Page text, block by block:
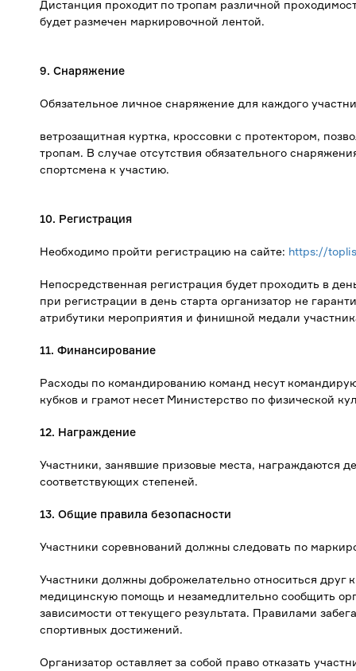
Дистанция проходит по тропам различной
будет размечен маркировочной лентой.
9. Снаряжение
Обязательное личное снаряжение для каждого
ветрозащитная куртка, кроссовки с протектором,
тропам. В случае отсутствия обязательного
спортсмена к участию.
10. Регистрация
Необходимо пройти регистрацию на сайте: https://
Непосредственная регистрация будет проходить в
при регистрации в день старта организатор не
атрибутики мероприятия и финишной медали
11. Финансирование
Расходы по командированию команд несут
кубков и грамот несет Министерство по физической
12. Награждение
Участники, занявшие призовые места, награждаются
соответствующих степеней.
13. Общие правила безопасности
Участники соревнований должны следовать по
Участники должны доброжелательно относиться друг
медицинскую помощь и незамедлительно сообщить
зависимости от текущего результата. Правилами
спортивных достижений.
Организатор оставляет за собой право отказать